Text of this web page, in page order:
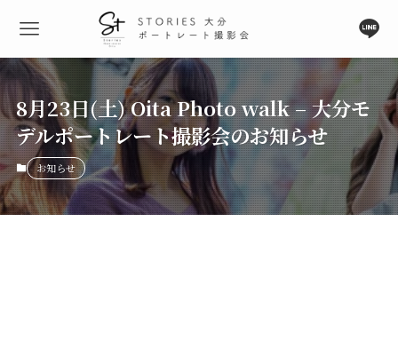
8月23日(土) Oita Photo walk – 大分モ
デルポートレート撮影会のお知らせ
お知らせ